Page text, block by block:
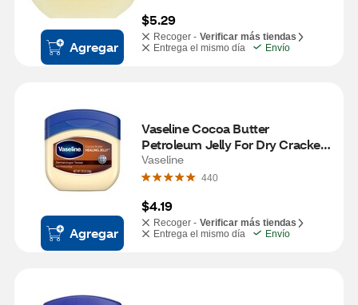
Agregar
$5.29
Recoger - Verificar más tiendas
Entrega el mismo día
Envío
Agregar
Vaseline Cocoa Butter
Petroleum Jelly For Dry Cracked
Skin, 1.75 OZ
Vaseline
440
$4.19
Recoger - Verificar más tiendas
Entrega el mismo día
Envío